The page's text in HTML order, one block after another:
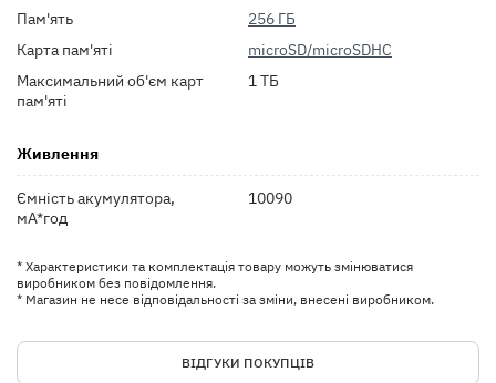
Пам'ять
256 ГБ
Карта пам'яті
microSD/microSDHC
Максимальний об'єм карт
пам'яті
1 ТБ
Живлення
Ємність акумулятора,
мА*год
10090
* Характеристики та комплектація товару можуть змінюватися
виробником без повідомлення.
* Магазин не несе відповідальності за зміни, внесені виробником.
ВІДГУКИ ПОКУПЦІВ